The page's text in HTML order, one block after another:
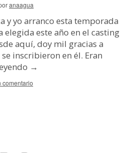
anaagua
y yo arranco esta temporada
elegida este año en el casting
aquí, doy mil gracias a
inscribieron en él. Eran
→
comentario